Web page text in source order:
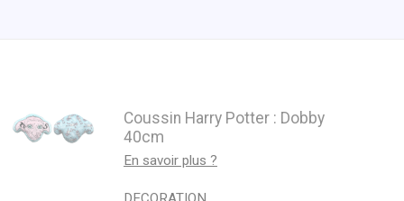
Coussin Harry Potter : Dobby
40cm
En savoir plus ?